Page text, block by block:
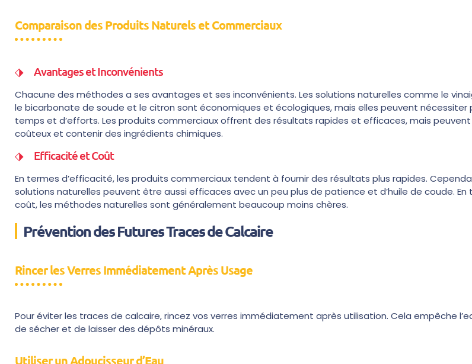
Comparaison des Produits Naturels et Commerciaux
Avantages et Inconvénients
Chacune des méthodes a ses avantages et ses inconvénients. Les solutions naturelles comme le
le bicarbonate de soude et le citron sont économiques et écologiques, mais elles peuvent nécessiter
temps et d’efforts. Les produits commerciaux offrent des résultats rapides et efficaces, mais
coûteux et contenir des ingrédients chimiques.
Efficacité et Coût
En termes d’efficacité, les produits commerciaux tendent à fournir des résultats plus rapides.
solutions naturelles peuvent être aussi efficaces avec un peu plus de patience et d’huile de coude. En
coût, les méthodes naturelles sont généralement beaucoup moins chères.
Prévention des Futures Traces de Calcaire
Rincer les Verres Immédiatement Après Usage
Pour éviter les traces de calcaire, rincez vos verres immédiatement après utilisation. Cela empêche
de sécher et de laisser des dépôts minéraux.
Utiliser un Adoucisseur d’Eau